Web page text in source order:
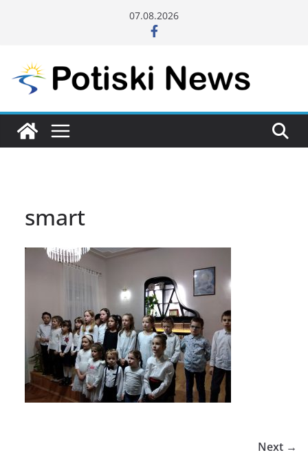
07.08.2026
smart
Next →